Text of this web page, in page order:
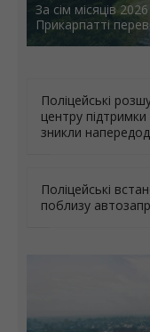
За сім місяців
Прикарпатті
Поліцейські
центру підтримки
зникли
Поліцейські
поблизу